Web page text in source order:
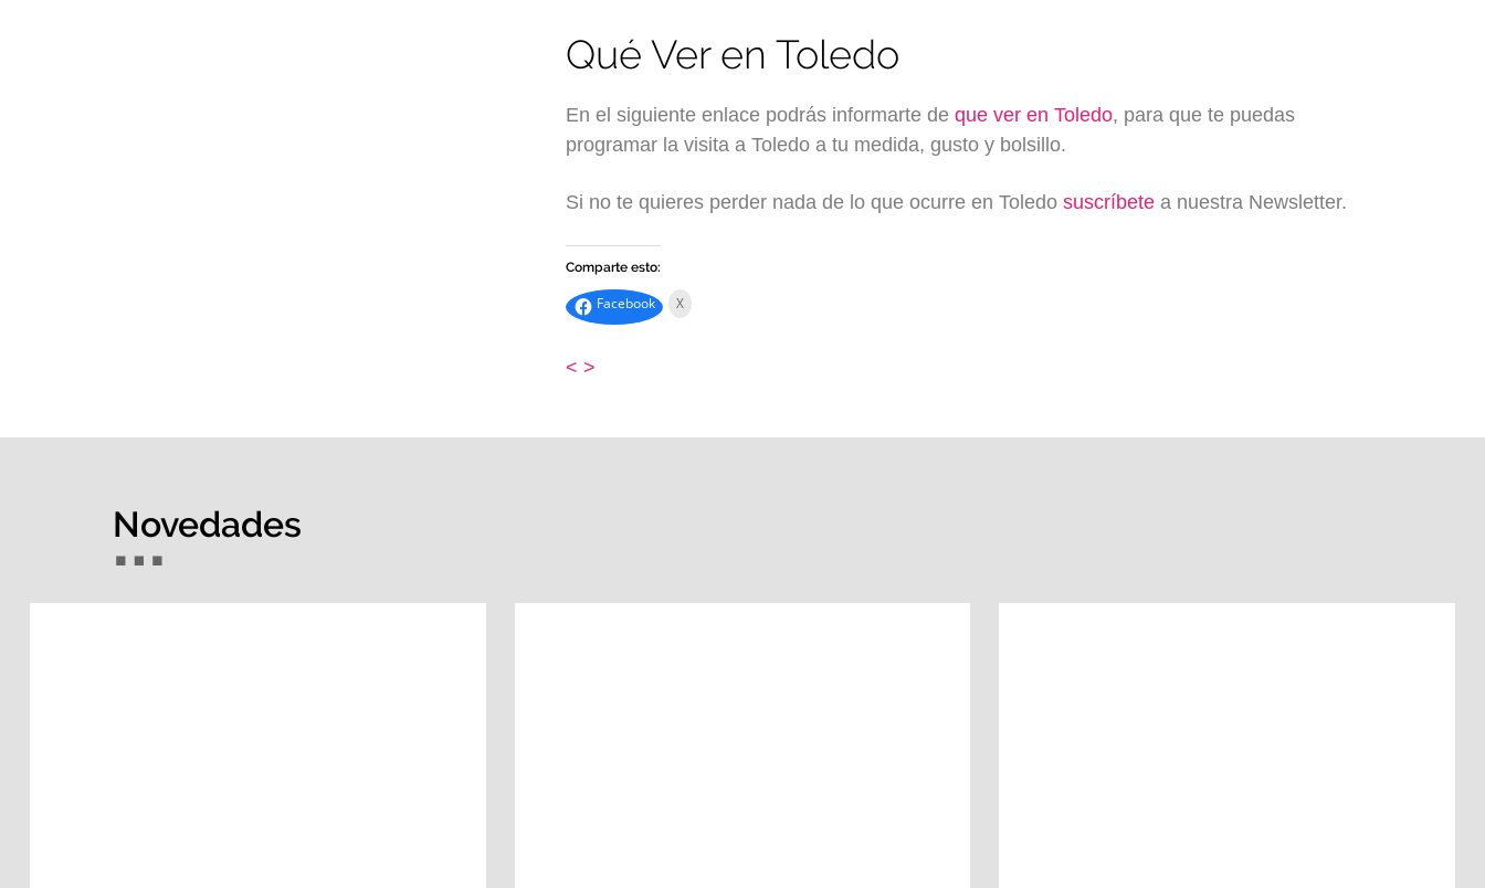
Qué Ver en Toledo
En el siguiente enlace podrás informarte deque ver en Toledo, para que te puedas
programar la visita a Toledo a tu medida, gusto y bolsillo.
Si no te quieres perder nada de lo que ocurre en Toledosuscríbete a nuestra Newsletter.
Comparte esto:
Facebook X
< >
Novedades